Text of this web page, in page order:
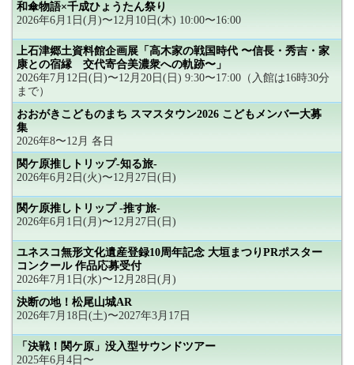
和傘物語×千成ひょうたん祭り
2026年6月1日(月)〜12月10日(木) 10:00〜16:00
上石津郷土資料館企画展「高木家の戦国時代 〜信長・秀吉・家
康との宿縁 交代寄合美濃衆への軌跡〜」
2026年7月12日(日)〜12月20日(日) 9:30〜17:00（入館は16時30分
まで）
おおがきこどものまち スマスタウン2026 こどもメンバー大募
集
2026年8〜12月 各日
関ケ原推しトリップ-知る旅-
2026年6月2日(火)〜12月27日(日)
関ケ原推しトリップ -推す旅-
2026年6月1日(月)〜12月27日(日)
ユネスコ無形文化遺産登録10周年記念 大垣まつりPRポスター
コンクール 作品応募受付
2026年7月1日(水)〜12月28日(月)
決断の地！松尾山城AR
2026年7月18日(土)〜2027年3月17日
「決戦！関ケ原」没入型サウンドツアー
2025年6月4日〜